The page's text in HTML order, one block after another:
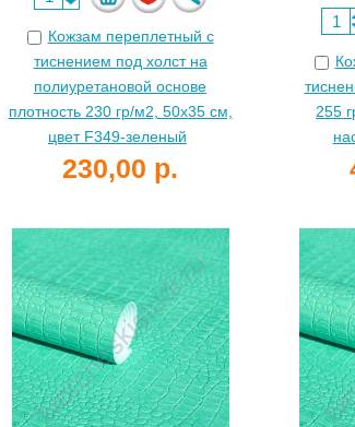
Кожзам переплетный с
тиснением под холст на
полиуретановой основе
плотность 230 гр/м2, 50х35 см,
цвет F349-зеленый
230,00 р.
255